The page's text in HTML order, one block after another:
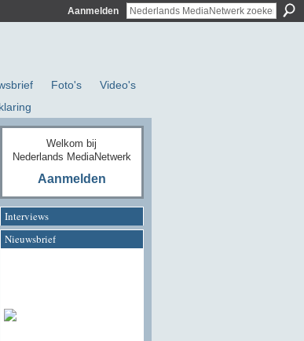
Aanmelden
Foto's
Video's
Welkom bij
Nederlands MediaNetwerk
Aanmelden
Interviews
Nieuwsbrief